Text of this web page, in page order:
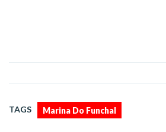
TAGS Marina Do Funchal